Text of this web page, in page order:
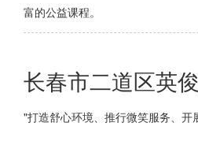
富的公益课程。
长春市二道区英
"打造舒心环境、推行微笑服务、开